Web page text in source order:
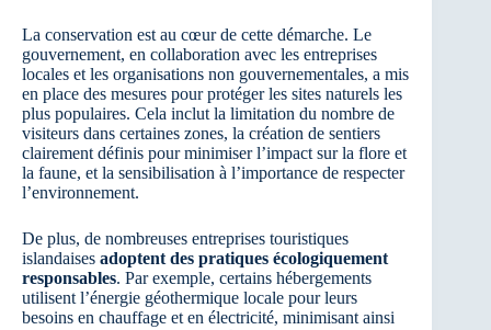
La conservation est au cœur de cette démarche. Le
gouvernement, en collaboration avec les entreprises
locales et les organisations non gouvernementales, a mis
en place des mesures pour protéger les sites naturels les
plus populaires. Cela inclut la limitation du nombre de
visiteurs dans certaines zones, la création de sentiers
clairement définis pour minimiser l’impact sur la flore et
la faune, et la sensibilisation à l’importance de respecter
l’environnement.
De plus, de nombreuses entreprises touristiques
islandaises adoptent des pratiques écologiquement
responsables. Par exemple, certains hébergements
utilisent l’énergie géothermique locale pour leurs
besoins en chauffage et en électricité, minimisant ainsi